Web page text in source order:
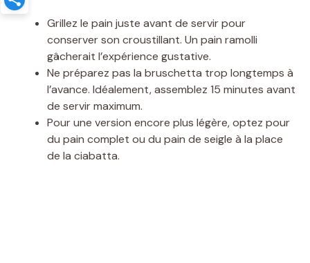
Grillez le pain juste avant de servir pour
conserver son croustillant. Un pain ramolli
gâcherait l’expérience gustative.
Ne préparez pas la bruschetta trop longtemps à
l’avance. Idéalement, assemblez 15 minutes avant
de servir maximum.
Pour une version encore plus légère, optez pour
du pain complet ou du pain de seigle à la place
de la ciabatta.